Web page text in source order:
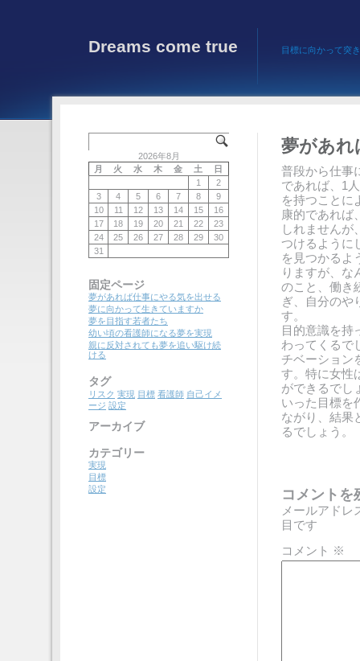
Dreams come true 目標に向かって突
夢があれ
普段から仕事
であれば、1
を持つことに
康的であれば
しれませんが
つけるように
を見つかるよ
りますが、な
のこと、働き
ぎ、自分のや
す。
目的意識を持
わってくるで
チベーション
す。特に女性
ができるでし
いった目標を
ながり、結果
るでしょう。
コメントを
メールアドレ
目です
コメント
※
2026年8月
月
火 水 木 金 土
日
1
2
3
4 5 6 7 8
9
10
11 12 13 14 15
16
17
18 19 20 21 22
23
24
25 26 27 28 29
30
31
固定ページ
夢があれば仕事にやる気を出せる
夢に向かって生きていますか
夢を目指す若者たち
幼い頃の看護師になる夢を実現
親に反対されても夢を追い駆け続
ける
タグ
リスク 実現 目標 看護師 自己イメ
ージ 設定
アーカイブ
カテゴリー
実現
目標
設定